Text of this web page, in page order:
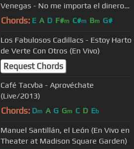
Venegas - No me importa el dinero
(video oficial) 1080 HD
Chords: E A D F#m C#m Bm G#
Los Fabulosos Cadillacs - Estoy Harto
de Verte Con Otros (En Vivo)
Request Chords
Café Tacvba - Aprovéchate
(Live/2013)
Chords: Dm A G Gm C D Eb
Manuel Santillán, el León (En Vivo en
Theater at Madison Square Garden)